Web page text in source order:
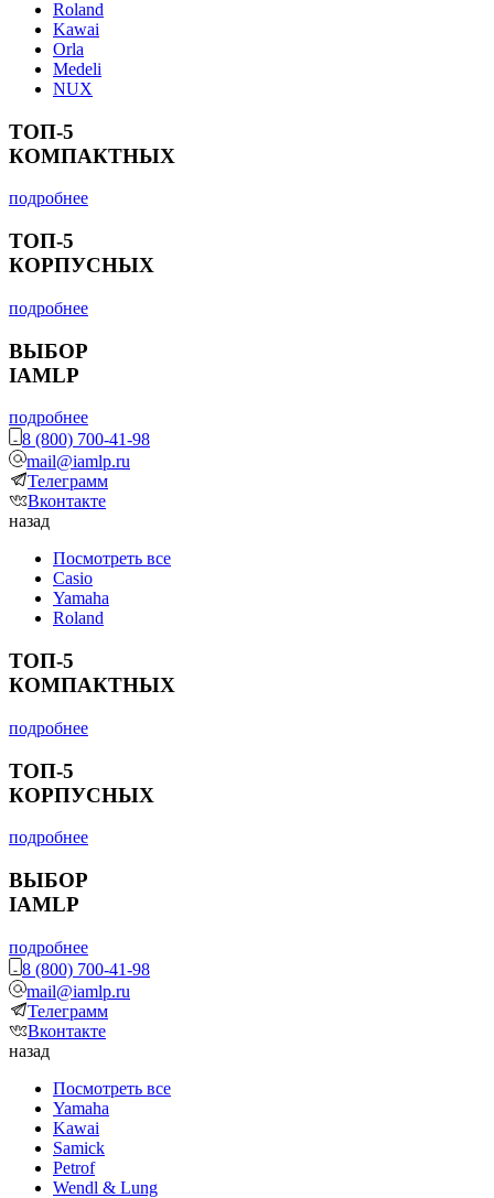
Roland
Kawai
Orla
Medeli
NUX
ТОП-5
КОМПАКТНЫХ
подробнее
ТОП-5
КОРПУСНЫХ
подробнее
ВЫБОР
IAMLP
подробнее
8 (800) 700-41-98
mail@iamlp.ru
Телеграмм
Вконтакте
назад
Посмотреть все
Casio
Yamaha
Roland
ТОП-5
КОМПАКТНЫХ
подробнее
ТОП-5
КОРПУСНЫХ
подробнее
ВЫБОР
IAMLP
подробнее
8 (800) 700-41-98
mail@iamlp.ru
Телеграмм
Вконтакте
назад
Посмотреть все
Yamaha
Kawai
Samick
Petrof
Wendl & Lung